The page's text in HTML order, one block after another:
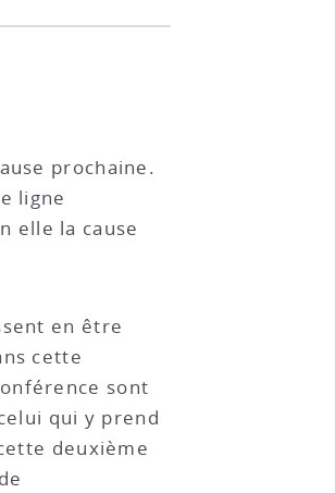
prochaine.
ligne
elle la cause
en être
cette
sont
qui y prend
deuxième